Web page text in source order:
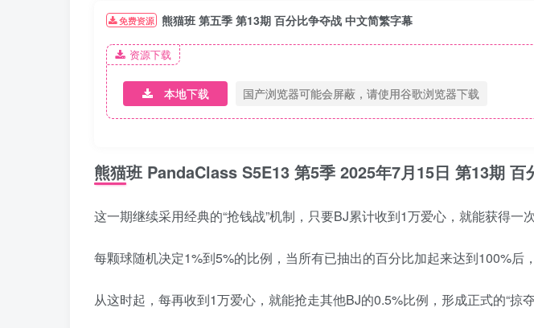
免费资源 熊猫班 第五季 第13期 百分比争夺战 中文简繁字幕
资源下载
本地下载 国产浏览器可能会屏蔽，请使用谷歌浏览器下载
熊猫班 PandaClass S5E13 第5季 2025年7月15日 第13期
这一期继续采用经典的“抢钱战”机制，只要BJ累计收到1万爱心，就能获得一
每颗球随机决定1%到5%的比例，当所有已抽出的百分比加起来达到100%后
从这时起，每再收到1万爱心，就能抢走其他BJ的0.5%比例，形成正式的“掠夺